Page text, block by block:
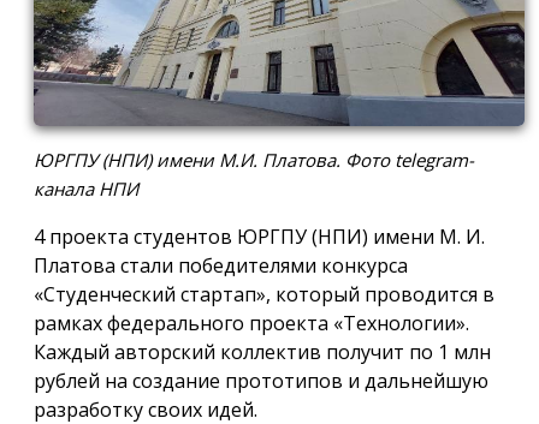
ЮРГПУ (НПИ) имени М.И. Платова. Фото telegram-
канала НПИ
4 проекта студентов ЮРГПУ (НПИ) имени М. И.
Платова стали победителями конкурса
«Студенческий стартап», который проводится в
рамках федерального проекта «Технологии».
Каждый авторский коллектив получит по 1 млн
рублей на создание прототипов и дальнейшую
разработку своих идей.